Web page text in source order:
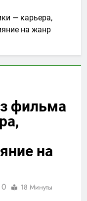
— карьера,
на жанр
фильма
на
0 18 Минуты